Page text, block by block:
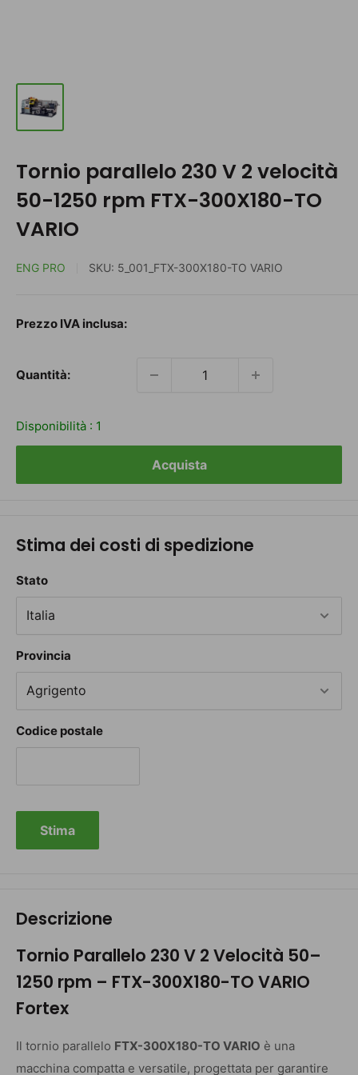
Tornio parallelo 230 V 2 velocità
50-1250 rpm FTX-300X180-TO
VARIO
ENG PRO SKU: 5_001_FTX-300X180-TO VARIO
Prezzo IVA inclusa:
Quantità:
Disponibilità : 1
Acquista
Stima dei costi di spedizione
Stato
Provincia
Codice postale
Stima
Descrizione
Tornio Parallelo 230 V 2 Velocità 50–
1250 rpm – FTX-300X180-TO VARIO
Fortex
Il tornio parallelo FTX-300X180-TO VARIO è una
macchina compatta e versatile, progettata per garantire